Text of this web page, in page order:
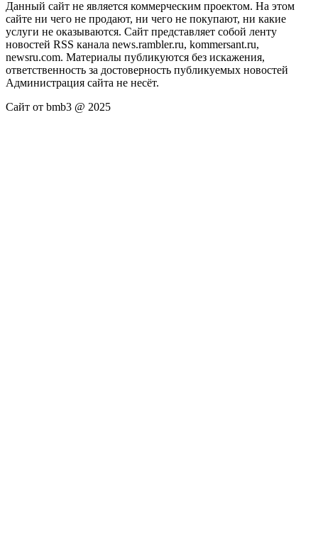
Данный сайт не является коммерческим проектом. На этом
сайте ни чего не продают, ни чего не покупают, ни какие
услуги не оказываются. Сайт представляет собой ленту
новостей RSS канала news.rambler.ru, kommersant.ru,
newsru.com. Материалы публикуются без искажения,
ответственность за достоверность публикуемых новостей
Администрация сайта не несёт.
Сайт от bmb3 @ 2025